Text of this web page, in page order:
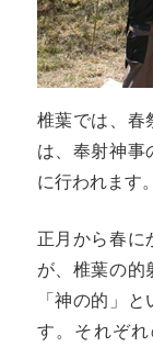
椎葉では、春
は、奉射神事
に行われます。
正月から春に
が、椎葉の的
「神の的」
す。それぞ